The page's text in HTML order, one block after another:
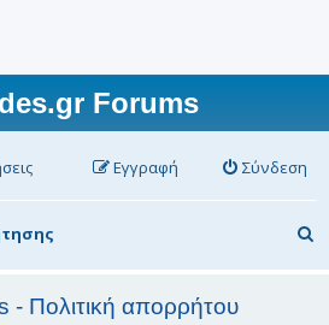
Forums
Σύνδεση
Εγγραφή
ν
Πολιτική απορρήτου